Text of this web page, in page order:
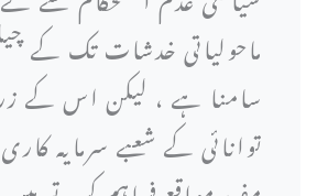
ماحولیاتی خدشات تک کے
سامنا ہے ، لیکن اس کے
توانائی کے شعبے سرمایہ